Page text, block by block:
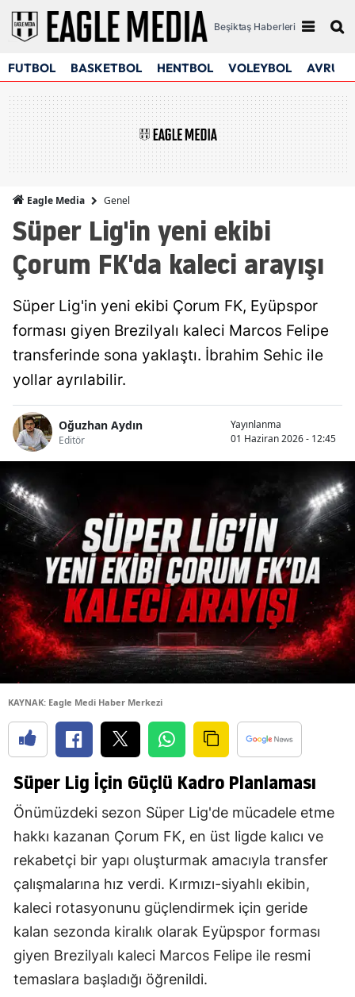
Beşiktaş Haberleri
FUTBOL BASKETBOL HENTBOL VOLEYBOL
Eagle Media Genel
Süper Lig'in yeni ekibi
Çorum FK'da kaleci arayışı
Süper Lig'in yeni ekibi Çorum FK, Eyüpspor
forması giyen Brezilyalı kaleci Marcos Felipe
transferinde sona yaklaştı. İbrahim Sehic ile
yollar ayrılabilir.
Oğuzhan Aydın
Editör
Yayınlanma
01 Haziran 2026 - 12:45
KAYNAK: Eagle Medi Haber Merkezi
Süper Lig İçin Güçlü Kadro Planlaması
Önümüzdeki sezon Süper Lig'de mücadele etme
hakkı kazanan Çorum FK, en üst ligde kalıcı ve
rekabetçi bir yapı oluşturmak amacıyla transfer
çalışmalarına hız verdi. Kırmızı-siyahlı ekibin,
kaleci rotasyonunu güçlendirmek için geride
kalan sezonda kiralık olarak Eyüpspor forması
giyen Brezilyalı kaleci Marcos Felipe ile resmi
temaslara başladığı öğrenildi.